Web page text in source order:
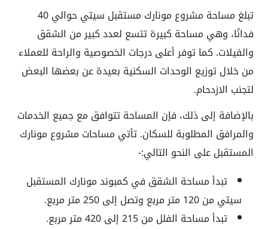
تبلغ مساحة مشروع مونارك مستقبل سيتي
حوالي 40
فدانًا، وهي مساحة كبيرة تتسع لعدد كبير من الشقق
والفيلات. كما توفر أعلى درجات الخصوصية والراحة للعملاء
من خلال توزيع الوحدات السكنية بعيدة عن بعضها البعض
لتجنب الازدحام.
بالإضافة إلى ذلك، فإن المساحة تتوافق مع جميع الخدمات
والمرافق المطلوبة للسكان. تأتي مساحات مشروع مونارك
المستقبلعلى النحو التالي:-
تبدأ مساحة الشقق في كمبوند مونارك المستقبل
سيتي من 120 متر مربع وتصل إلى 250 متر مربع.
تبدأ مساحة الفلل من 215 إلى 420 متر مربع.